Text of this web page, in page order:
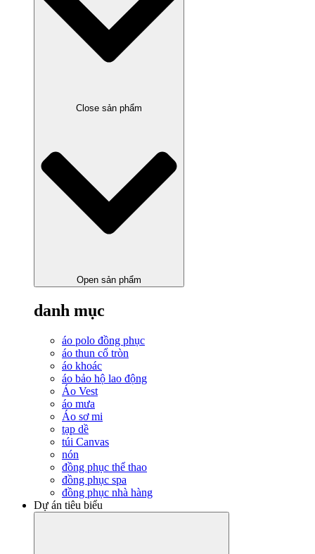
Close sản phẩm
Open sản phẩm
danh mục
áo polo đồng phục
áo thun cổ tròn
áo khoác
áo bảo hộ lao động
Áo Vest
áo mưa
Áo sơ mi
tạp dề
túi Canvas
nón
đồng phục thể thao
đồng phục spa
đồng phục nhà hàng
Dự án tiêu biểu